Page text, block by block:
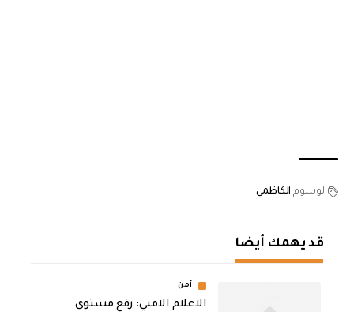
الوسوم الكاظمي
قد يهمك أيضا
أمن
الاعلام الامني: رفع مستوى